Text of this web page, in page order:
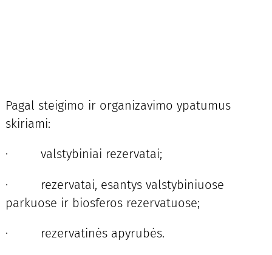
Pagal steigimo ir organizavimo ypatumus
skiriami:
· valstybiniai rezervatai;
· rezervatai, esantys valstybiniuose
parkuose ir biosferos rezervatuose;
· rezervatinės apyrubės.